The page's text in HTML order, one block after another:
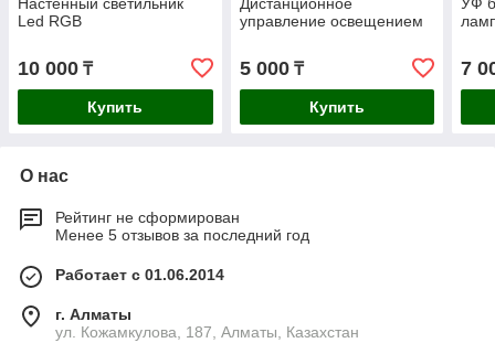
Настенный светильник
Led RGB
10 000 ₸
Купить
Дистанционное
управление освещением
5 000₸
Купить
УФ
7
О нас
Рейтинг не сформирован
Менее 5 отзывов за последний год
Работает с 01.06.2014
г. Алматы
ул. Кожамкулова, 187, Алматы, Казахстан